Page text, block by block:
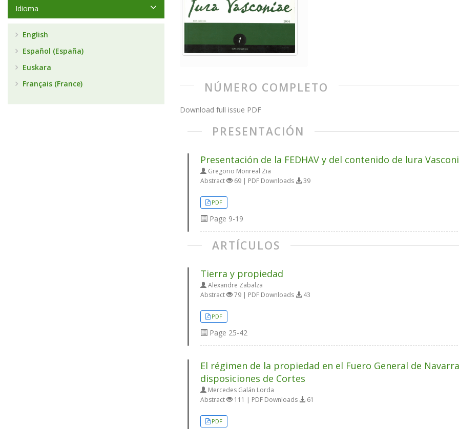
NÚMERO COMPLETO
Download full issue PDF
PRESENTACIÓN
Presentación de la FEDHAV y del contenido de lura
Gregorio Monreal Zia
Abstract
69 | PDF Downloads 39
PDF
Page 9-19
ARTÍCULOS
Tierra y propiedad
Alexandre Zabalza
Abstract
79 | PDF Downloads 43
PDF
Page 25-42
El régimen de la propiedad en el Fuero General de
disposiciones de Cortes
Mercedes Galán Lorda
Abstract
111 | PDF Downloads 61
PDF
Idioma
English
Español (España)
Euskara
Français (France)